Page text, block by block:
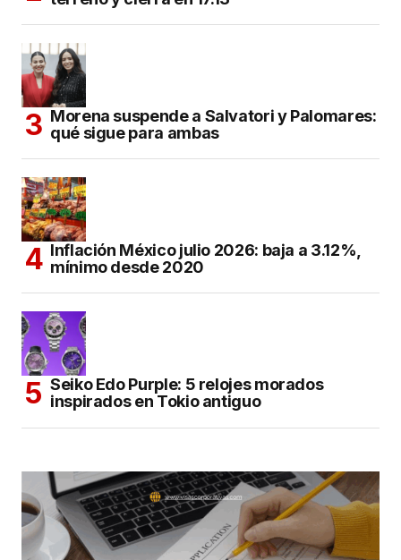
Morena suspende a Salvatori y Palomares:
qué sigue para ambas
Inflación México julio 2026: baja a 3.12%,
mínimo desde 2020
Seiko Edo Purple: 5 relojes morados
inspirados en Tokio antiguo